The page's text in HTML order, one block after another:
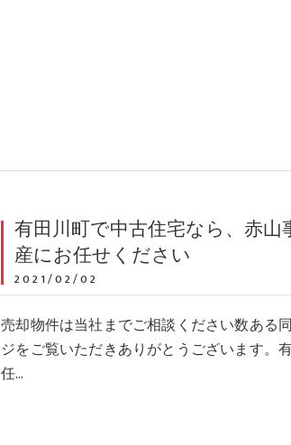
有田川町で中古住宅なら、赤山
産にお任せください
2021/02/02
売却物件は当社までご相談ください数ある
ジをご覧いただきありがとうございます。
任…